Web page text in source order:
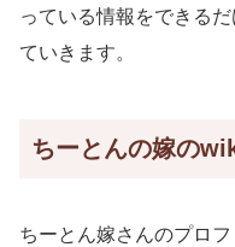
っている情報をできる
ていきます。
ちーとんの嫁の
ちーとん嫁さんのプロ